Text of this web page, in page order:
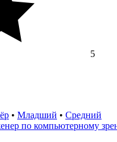
5
• Младший • Средний
по компьютерному